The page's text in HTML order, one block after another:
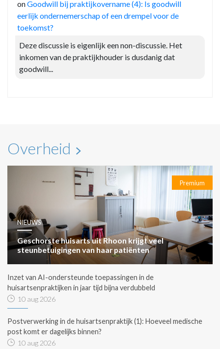
onGoodwill bij praktijkovername (4): Is goodwill
eerlijk ondernemerschap of een drempel voor de
toekomst?
Deze discussie is eigenlijk een non-discussie. Het
inkomen van de praktijkhouder is dusdanig dat
goodwill...
Overheid
Premium
NIEUWS
Geschorste huisarts uit Rhoon krijgt veel
steunbetuigingen van haar patiënten
Inzet van AI-ondersteunde toepassingen in de
huisartsenpraktijken in jaar tijd bijna verdubbeld
10 aug 2026
Postverwerking in de huisartsenpraktijk (1): Hoeveel medische
post komt er dagelijks binnen?
10 aug 2026